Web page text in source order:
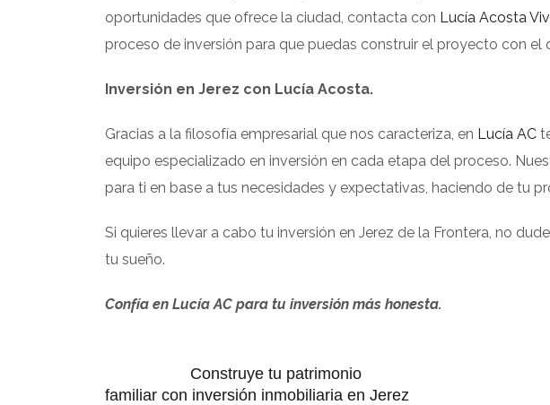
oportunidades que ofrece la ciudad, contacta con Lucía Acosta
proceso de inversión para que puedas construir el proyecto con el
Inversión en Jerez con Lucía Acosta.
Gracias a la filosofía empresarial que nos caracteriza, en Lucía AC
equipo especializado en inversión en cada etapa del proceso.
para ti en base a tus necesidades y expectativas, haciendo de tu
Si quieres llevar a cabo tu inversión en Jerez de la Frontera, no
tu sueño.
Confía en Lucía AC para tu inversión más honesta.
Construye tu patrimonio
familiar con inversión inmobiliaria en Jerez